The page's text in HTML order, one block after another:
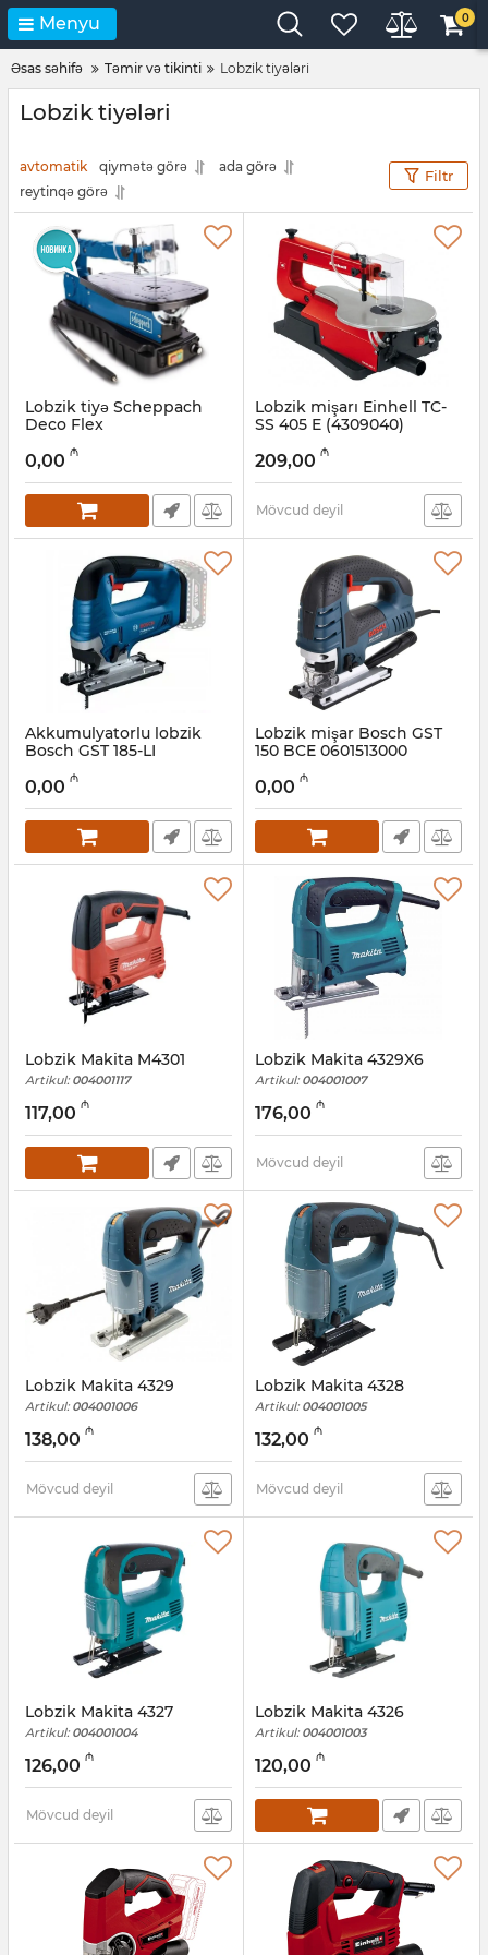
Menyu 0
Əsas səhifə Təmir və tikinti Lobzik tiyələri
Lobzik tiyələri
avtomatik qiymətə görə
ada görə
reytinqə görə
Filtr
Lobzik tiyə Scheppach
Deco Flex
017008018
0,00 ₼
Lobzik mişarı Einhell TC-
SS 405 E (4309040)
017008025
209,00 ₼
Mövcud deyil
Akkumulyatorlu lobzik
Bosch GST 185-LI
Artikul:
0,00 ₼
Lobzik mişar Bosch GST
150 BCE 0601513000
017008016
0,00 ₼
Lobzik Makita M4301
Artikul: 004001117
117,00 ₼
Lobzik Makita 4329X6
Artikul: 004001007
176,00 ₼
Mövcud deyil
Lobzik Makita 4329
Artikul: 004001006
138,00 ₼
Mövcud deyil
Lobzik Makita 4328
Artikul: 004001005
132,00 ₼
Mövcud deyil
Lobzik Makita 4327
Artikul: 004001004
126,00 ₼
Mövcud deyil
Lobzik Makita 4326
Artikul: 004001003
120,00 ₼